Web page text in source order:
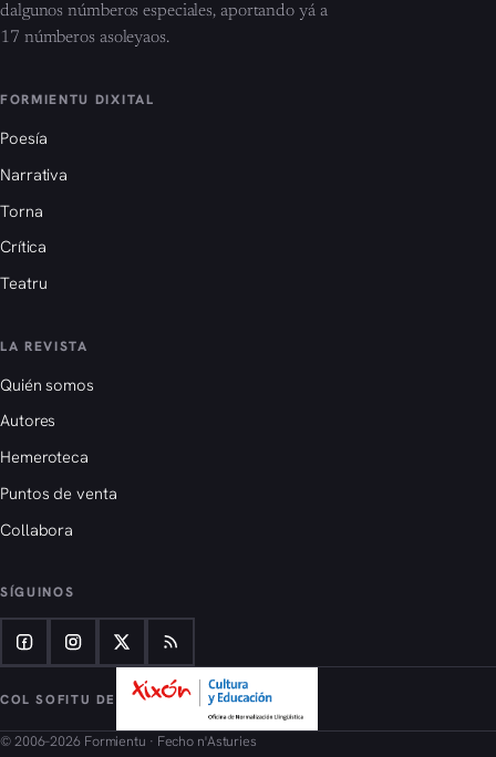
dalgunos númberos especiales, aportando yá a
17 númberos asoleyaos.
FORMIENTU DIXITAL
Poesía
Narrativa
Torna
Crítica
Teatru
LA REVISTA
Quién somos
Autores
Hemeroteca
Puntos de venta
Collabora
SÍGUINOS
COL SOFITU DE
© 2006–2026 Formientu · Fecho n'Asturies